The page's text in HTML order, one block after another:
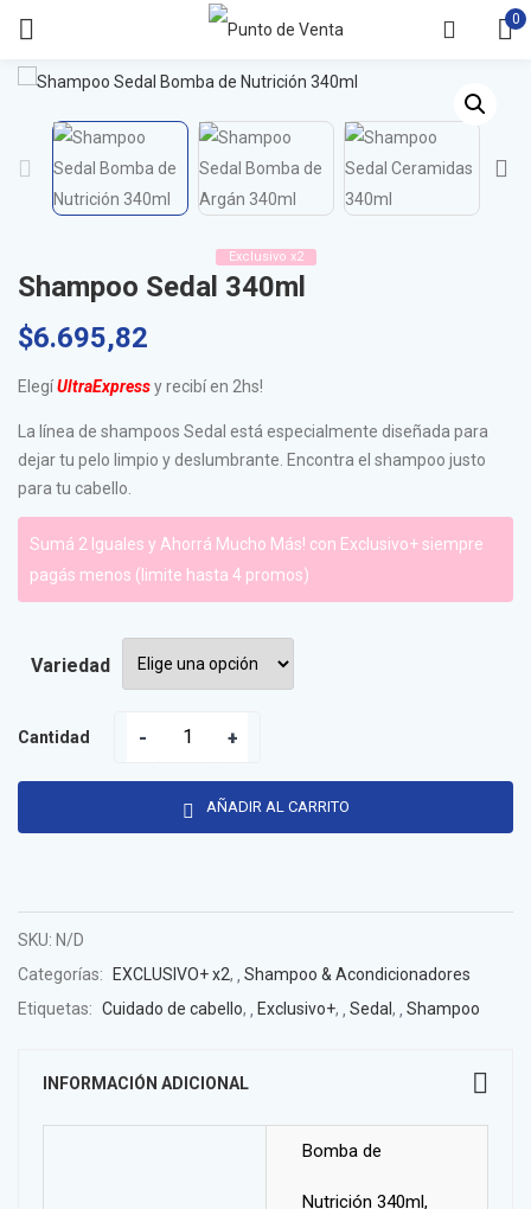
0
Exclusivo x2
Shampoo Sedal 340ml
$6.695,82
ElegíUltraExpressy recibí en 2hs!
La línea de shampoos Sedal está especialmente diseñada para
dejar tu pelo limpio y deslumbrante. Encontra el shampoo justo
para tu cabello.
Sumá 2 Iguales y Ahorrá Mucho Más! con Exclusivo+ siempre
pagás menos (limite hasta 4 promos)
Variedad
Cantidad
AÑADIR AL CARRITO
SKU: N/D
Categorías: EXCLUSIVO+ x2,
Shampoo & Acondicionadores
Etiquetas: Cuidado de cabello, Exclusivo+, Sedal, Shampoo
INFORMACIÓN ADICIONAL
Bomba de
Nutrición 340ml,